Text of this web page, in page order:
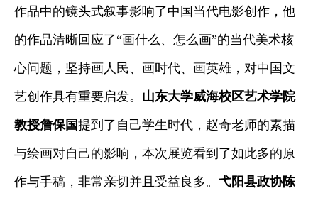
作品中的镜头式叙事影响了中国当代电影创作，他
的作品清晰回应了“画什么、怎么画”的当代美术核
心问题，坚持画人民、画时代、画英雄，对中国文
艺创作具有重要启发。 山东大学威海校区艺术学院
教授詹保国提到了自己学生时代，赵奇老师的素描
与绘画对自己的影响，本次展览看到了如此多的原
作与手稿，非常亲切并且受益良多。 弋阳县政协陈